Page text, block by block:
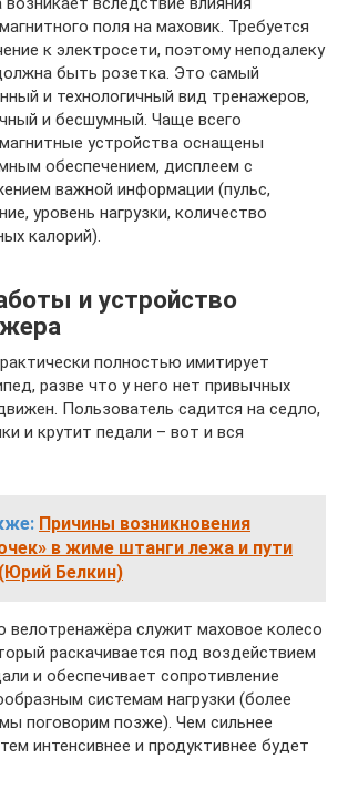
поля на маховик. Требуется
к электросети, поэтому неподалеку
быть розетка. Это самый
и технологичный вид тренажеров,
и бесшумный. Чаще всего
устройства оснащены
обеспечением, дисплеем с
важной информации (пульс,
уровень нагрузки, количество
калорий).
и устройство
полностью имитирует
разве что у него нет привычных
Пользователь садится на седло,
и крутит педали – вот и вся
Причины возникновения
в жиме штанги лежа и пути
Белкин)
служит маховое колесо
раскачивается под воздействием
и обеспечивает сопротивление
системам нагрузки (более
поговорим позже). Чем сильнее
интенсивнее и продуктивнее будет